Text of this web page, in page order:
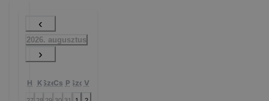
‹
2026. augusztus
›
H K SzeCs P Szo V